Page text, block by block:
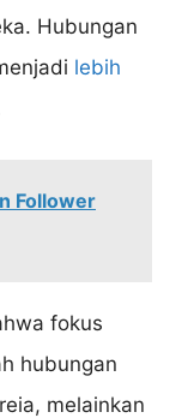
Hubungan
lebih
Follower
fokus
hubungan
melainkan